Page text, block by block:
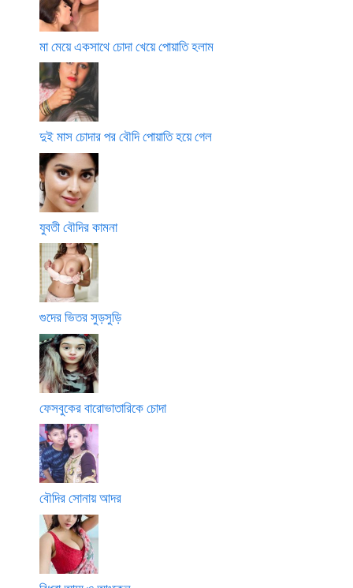
মা মেয়ে একসাথে চোদা খেয়ে পোয়াতি হলাম
দুই মাস চোদার পর বৌদি পোয়াতি হয়ে গেল
যুবতী বৌদির কামনা
গুদের ভিতর সুড়সুড়ি
ফেসবুকের বারোভাতারিকে চোদা
বৌদির সোনায় আদর